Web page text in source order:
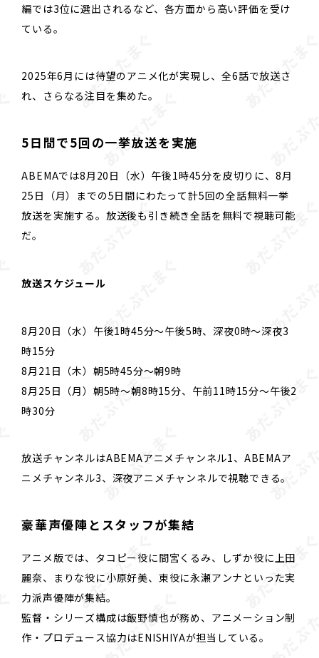
編では3位に選出されるなど、各方面から高い評価を受け
ている。
2025年6月には待望のアニメ化が実現し、全6話で放送さ
れ、さらなる注目を集めた。
5日間で5回の一挙放送を実施
ABEMAでは8月20日（水）午後1時45分を皮切りに、8月
25日（月）までの5日間にわたって計5回の全話無料一挙
放送を実施する。放送後も引き続き全話を無料で視聴可能
だ。
放送スケジュール
8月20日（水）午後1時45分～午後5時、深夜0時～深夜3
時15分
8月21日（木）朝5時45分～朝9時
8月25日（月）朝5時～朝8時15分、午前11時15分～午後2
時30分
放送チャンネルはABEMAアニメチャンネル1、ABEMAア
ニメチャンネル3、深夜アニメチャンネルで視聴できる。
豪華声優陣とスタッフが集結
アニメ版では、タコピー役に間宮くるみ、しずか役に上田
麗奈、まりな役に小原好美、東役に永瀬アンナといった実
力派声優陣が集結。
監督・シリーズ構成は飯野慎也が務め、アニメーション制
作・プロデュース協力はENISHIYAが担当している。